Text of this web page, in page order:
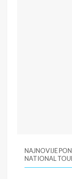
NAJNOVIJE
NATIONAL